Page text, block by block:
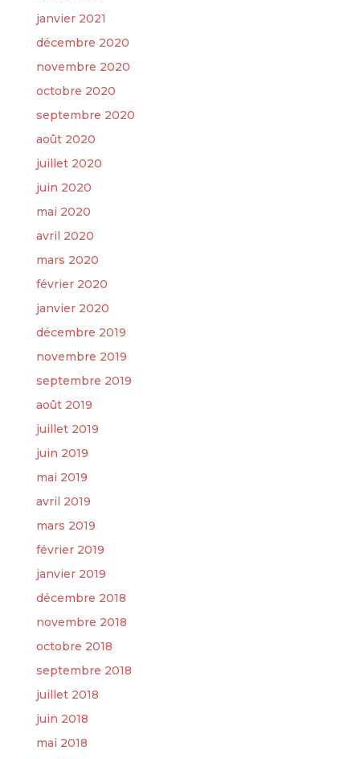
janvier 2021
décembre 2020
novembre 2020
octobre 2020
septembre 2020
août 2020
juillet 2020
juin 2020
mai 2020
avril 2020
mars 2020
février 2020
janvier 2020
décembre 2019
novembre 2019
septembre 2019
août 2019
juillet 2019
juin 2019
mai 2019
avril 2019
mars 2019
février 2019
janvier 2019
décembre 2018
novembre 2018
octobre 2018
septembre 2018
juillet 2018
juin 2018
mai 2018